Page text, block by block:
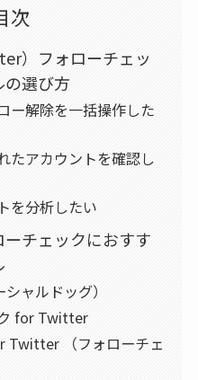
次
）フォローチェッ
選び方
ー解除を一括操作した
たアカウントを確認し
を分析したい
チェックにおすす
ャルドッグ）
for Twitter
Twitter （フォローチェ